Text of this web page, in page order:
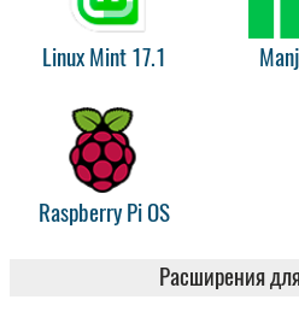
Linux Mint 17.1
Raspberry Pi OS
Расширения